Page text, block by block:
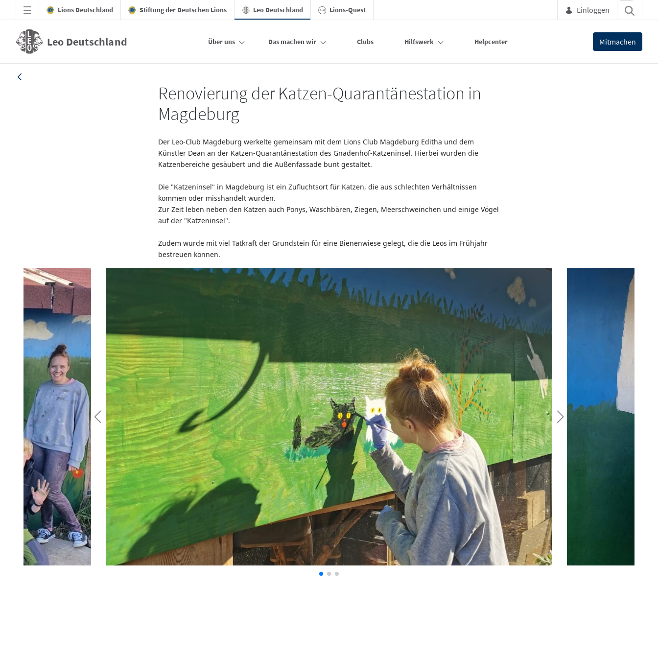
Zum Hauptinhalt springen
Lions Deutschland Stiftung der Deutschen Lions Leo Deutschland Lions-Quest Einloggen
Leo Deutschland Über uns Das machen wir Clubs Hilfswerk Helpcenter Mitmachen
Renovierung der Katzen-Quarantänestation in
Magdeburg
Der Leo-Club Magdeburg werkelte gemeinsam mit dem Lions Club Magdeburg Editha und dem
Künstler Dean an der Katzen-Quarantänestation des Gnadenhof-Katzeninsel. Hierbei wurden die
Katzenbereiche gesäubert und die Außenfassade bunt gestaltet.
Die "Katzeninsel" in Magdeburg ist ein Zufluchtsort für Katzen, die aus schlechten Verhältnissen
kommen oder misshandelt wurden.
Zur Zeit leben neben den Katzen auch Ponys, Waschbären, Ziegen, Meerschweinchen und einige Vögel
auf der "Katzeninsel".
Zudem wurde mit viel Tatkraft der Grundstein für eine Bienenwiese gelegt, die die Leos im Frühjahr
bestreuen können.